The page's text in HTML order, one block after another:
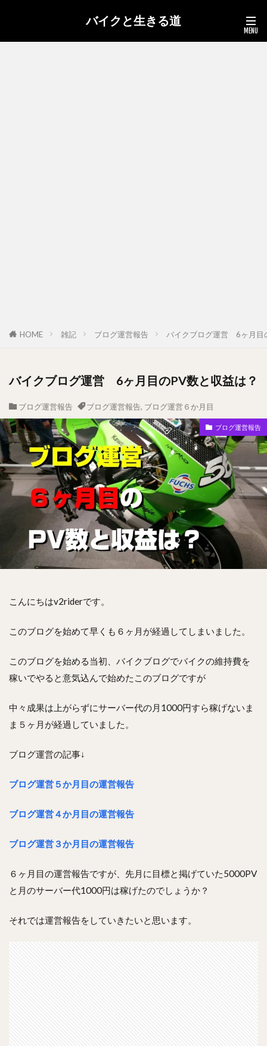
バイクと生きる道
HOME 雑記 ブログ運営報告 バイクブログ運営 6ヶ月目
バイクブログ運営 6ヶ月目のPV数と収益は？
ブログ運営報告 ブログ運営報告, ブログ運営６か月目
ブログ運営報告
こんにちはv2riderです。
このブログを始めて早くも６ヶ月が経過してしまいました。
このブログを始める当初、バイクブログでバイクの維持費を
稼いでやると意気込んで始めたこのブログですが
中々成果は上がらずにサーバー代の月1000円すら稼げないま
ま５ヶ月が経過していました。
ブログ運営の記事↓
ブログ運営５か月目の運営報告
ブログ運営４か月目の運営報告
ブログ運営３か月目の運営報告
６ヶ月目の運営報告ですが、先月に目標と掲げていた5000PV
と月のサーバー代1000円は稼げたのでしょうか？
それでは運営報告をしていきたいと思います。